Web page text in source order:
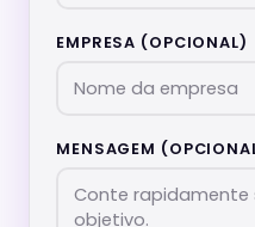
EMPRESA (OPCIONAL)
MENSAGEM